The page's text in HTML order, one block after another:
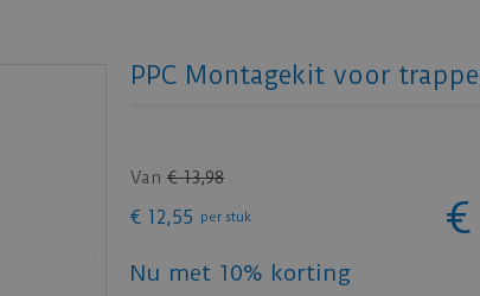
PPC Montagekit voor
Van € 13,98
€ 12,55 per stuk €
Nu met 10% korting